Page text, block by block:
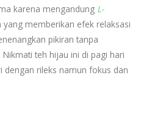
karena mengandung L-
yang memberikan efek relaksasi
pikiran tanpa
teh hijau ini di pagi hari
dengan rileks namun fokus dan